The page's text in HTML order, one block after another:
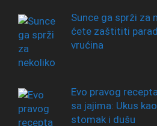
Sunce ga sprži za
ćete zaštititi
vrućina
Evo pravog
sa jajima: Ukus
stomak i dušu